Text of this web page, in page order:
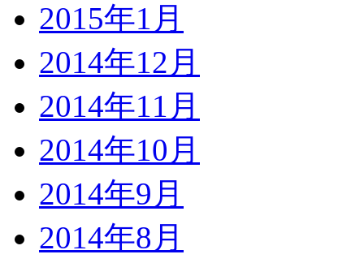
2015年1月
2014年12月
2014年11月
2014年10月
2014年9月
2014年8月